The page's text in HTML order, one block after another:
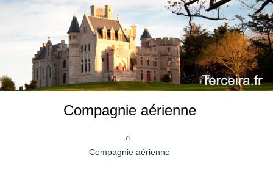
Compagnie aérienne
Compagnie aérienne